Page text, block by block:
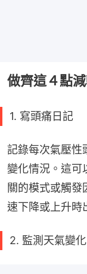
做齊這４點
1. 寫頭痛日記
記錄每次氣壓性
變化情況。這可
關的模式或觸發
速下降或上升時
2. 監測天氣變化